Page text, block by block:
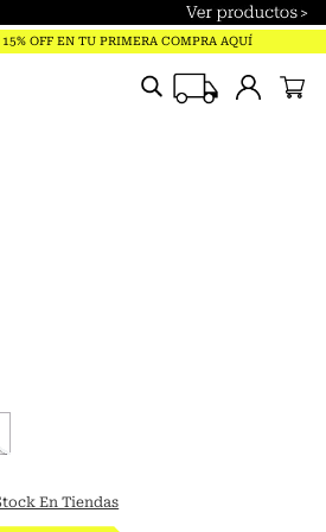
15% OFF EN TU PRIMERA COMPRA AQUÍ
En Tiendas